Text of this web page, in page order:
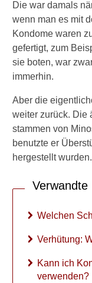
Die war damals
wenn man es mit
Kondome waren
gefertigt, zum
sie boten, war
immerhin.
Aber die
weiter zurück. Die
stammen von
benutzte er
hergestellt
Verwandte
Welchen
Verhütung:
Kann ich
verwenden?